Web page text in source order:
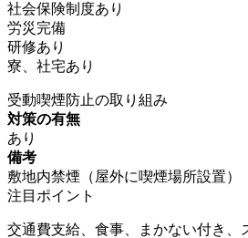
社会保険制度あり
労災完備
研修あり
寮、社宅あり
受動喫煙防止の取り組み
対策の有無
あり
備考
敷地内禁煙（屋外に喫煙場所設置）
注目ポイント
交通費支給、食事、まかない付き、